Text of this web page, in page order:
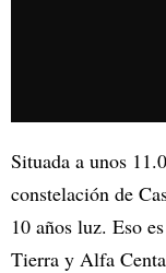
Situada a unos
constelación de
10 años luz. Eso
Tierra y Alfa